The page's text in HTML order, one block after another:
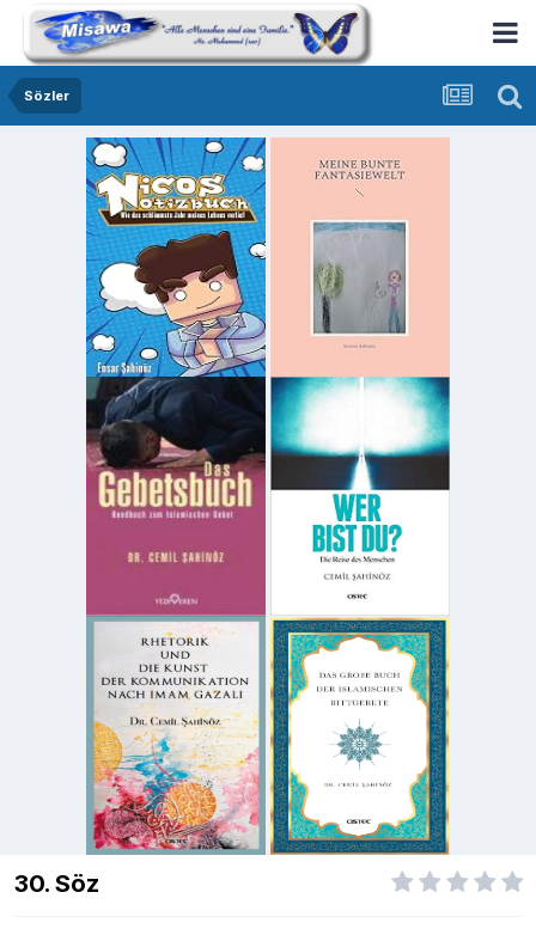
Sözler
30. Söz